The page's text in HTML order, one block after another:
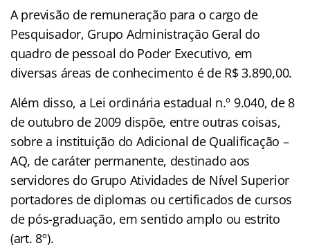
A previsão de remuneração para o cargo de
Pesquisador, Grupo Administração Geral do
quadro de pessoal do Poder Executivo, em
diversas áreas de conhecimento é de R$ 3.890,00.
Além disso, a Lei ordinária estadual n.º 9.040, de 8
de outubro de 2009 dispõe, entre outras coisas,
sobre a instituição do Adicional de Qualificação –
AQ, de caráter permanente, destinado aos
servidores do Grupo Atividades de Nível Superior
portadores de diplomas ou certificados de cursos
de pós-graduação, em sentido amplo ou estrito
(art. 8º).